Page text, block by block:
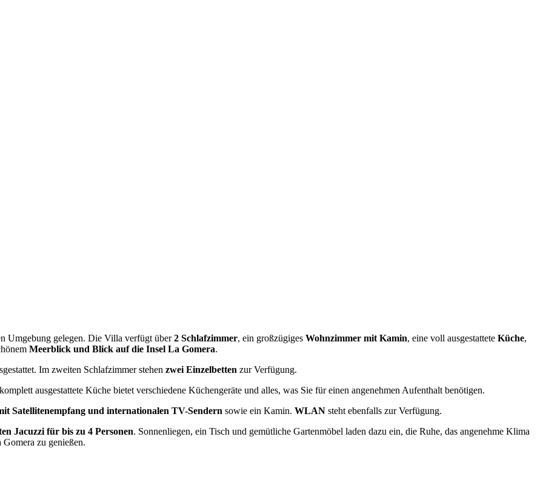
Umgebung gelegen. Die Villa verfügt über2 Schlafzimmer, ein großzügiges Wohnzimmer mit Kamin, eine voll ausgestattete Küche,
Meerblick und Blick auf die Insel La Gomera.
Im zweiten Schlafzimmer stehen zwei Einzelbetten zur Verfügung.
ausgestattete Küche bietet verschiedene Küchengeräte und alles, was Sie für einen angenehmen Aufenthalt benötigen.
Satellitenempfang und internationalen TV-Sendern sowie ein Kamin. WLAN steht ebenfalls zur Verfügung.
Jacuzzi für bis zu 4 Personen. Sonnenliegen, ein Tisch und gemütliche Gartenmöbel laden dazu ein, die Ruhe, das angenehme Klima
zu genießen.